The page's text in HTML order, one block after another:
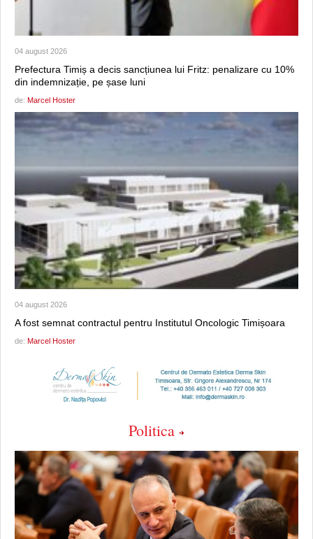
04 august 2026
Prefectura Timiș a decis sancțiunea lui Fritz: penalizare cu 10%
din indemnizație, pe șase luni
de: Marcel Hoster
04 august 2026
A fost semnat contractul pentru Institutul Oncologic Timișoara
de: Marcel Hoster
Politica